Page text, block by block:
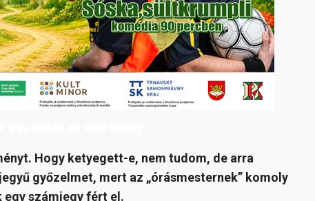
Hogy ketyegett-e, nem tudom, de arra
győzelmet, mert az „órásmesternek” komoly
számjegy fért el.